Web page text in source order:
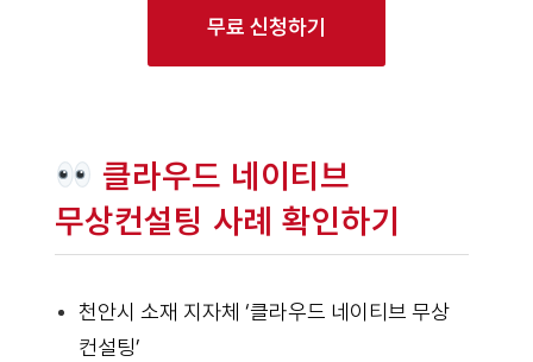
무료 신청하기
클라우드 네이티브
무상컨설팅 사례 확인하기
천안시 소재 지자체 ‘클라우드 네이티브 무상
컨설팅’